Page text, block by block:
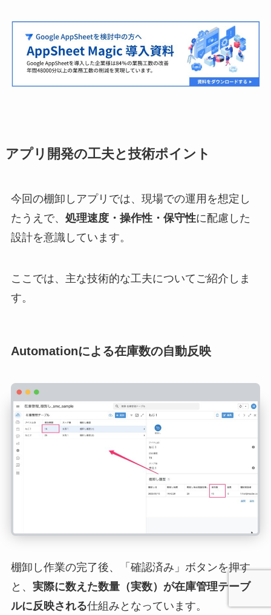
アプリ開発の工夫と技術ポイント
今回の棚卸しアプリでは、現場での運用を想定し
たうえで、 処理速度・操作性・保守性に配慮した
設計を意識しています。
ここでは、主な技術的な工夫についてご紹介しま
す。
Automationによる在庫数の自動反映
棚卸し作業の完了後、「確認済み」ボタンを押す
と、 実際に数えた数量（実数）が在庫管理テーブ
ルに反映される仕組みとなっています。